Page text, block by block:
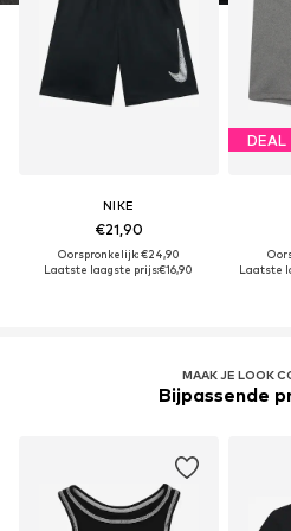
NIKE
€21,90
Oorspronkelijk: €24,90
Laatste laagste prijs:€16,90
DEAL
Laatste
MAAK JE LOOK
Bijpassende